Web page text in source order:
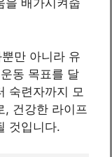
을 배가시켜줍
만 아니라 유
동 목표를 달
숙련자까지 모
, 건강한 라이프
것입니다.